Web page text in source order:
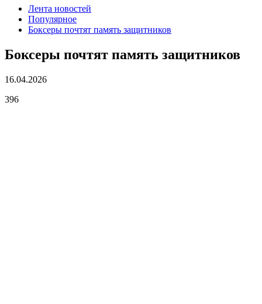
Лента новостей
Популярное
Боксеры почтят память защитников
Боксеры почтят память защитников
16.04.2026
396